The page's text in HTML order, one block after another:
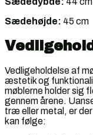
Sædehøjde: 45 cm
Vedligeholdelse af
æstetik og
møblerne holder sig
gennem årene.
træ eller metal, er
kan følge: